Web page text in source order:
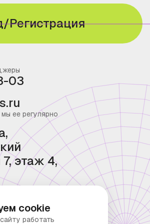
Регистрация
03
ее регулярно
этаж 4,
cookie
работать